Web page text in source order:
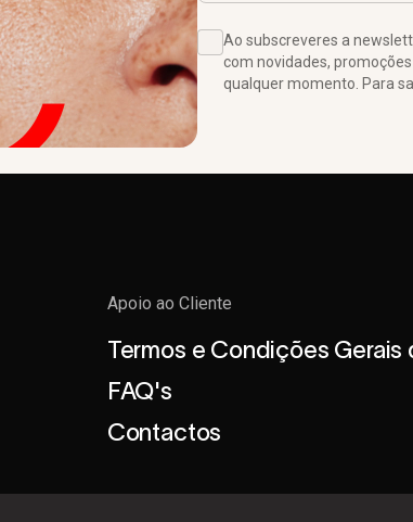
Ao subscreveres a
com novidades,
qualquer momento. Para
Apoio ao Cliente
Termos e Condições Gerais
FAQ's
Contactos